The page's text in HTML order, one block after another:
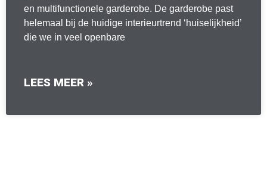
en multifunctionele garderobe. De garderobe past
helemaal bij de huidige interieurtrend ‘huiselijkheid’
die we in veel openbare
LEES MEER »